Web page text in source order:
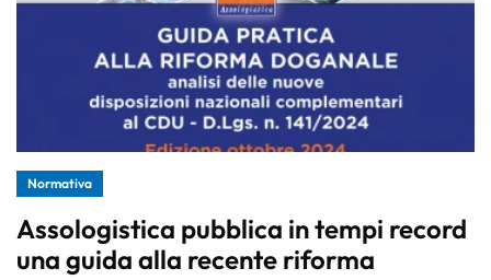
Normativa
Assologistica pubblica in tempi record
una guida alla recente riforma